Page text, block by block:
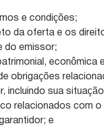
e condições;
da oferta e os
do emissor;
econômica
obrigações
incluindo sua
relacionados com
e